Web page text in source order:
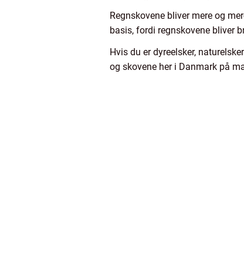
Regnskovene bliver mere og
basis, fordi regnskovene bliver
Hvis du er dyreelsker,
og skovene her i Danmark på